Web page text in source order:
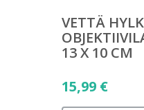
VETTÄ
13 X 10 CM
15,99 €